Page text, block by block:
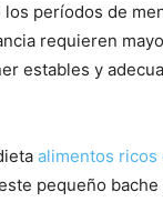
los períodos de
requieren
estables y
alimentos ricos
pequeño